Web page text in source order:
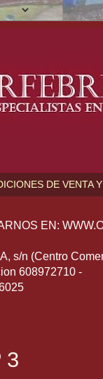
DE VENTA
EN:
s/n (Centro
608972710 -
3